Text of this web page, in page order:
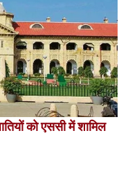
को एससी में शामिल